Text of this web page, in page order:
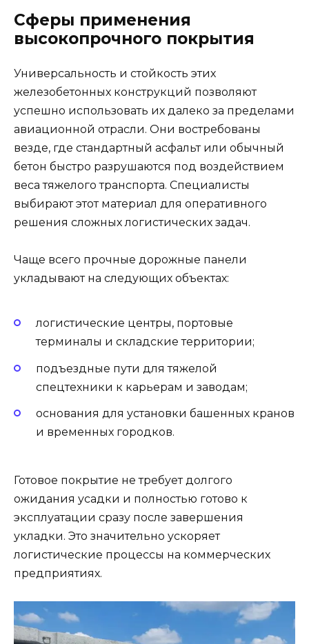
Сферы применения
высокопрочного покрытия
Универсальность и стойкость этих
железобетонных конструкций позволяют
успешно использовать их далеко за пределами
авиационной отрасли. Они востребованы
везде, где стандартный асфальт или обычный
бетон быстро разрушаются под воздействием
веса тяжелого транспорта. Специалисты
выбирают этот материал для оперативного
решения сложных логистических задач.
Чаще всего прочные дорожные панели
укладывают на следующих объектах:
логистические центры, портовые
терминалы и складские территории;
подъездные пути для тяжелой
спецтехники к карьерам и заводам;
основания для установки башенных кранов
и временных городков.
Готовое покрытие не требует долгого
ожидания усадки и полностью готово к
эксплуатации сразу после завершения
укладки. Это значительно ускоряет
логистические процессы на коммерческих
предприятиях.